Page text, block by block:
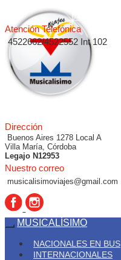
Dirección
Buenos Aires 1278 Local A
Villa María, Córdoba
Legajo N12953
Nuestro correo
musicalisimoviajes@gmail.com
Atención Telefónica
4522662/4522552 Int 102
MUSICALÍSIMO
NACIONALES EN BUS
INTERNACIONALES